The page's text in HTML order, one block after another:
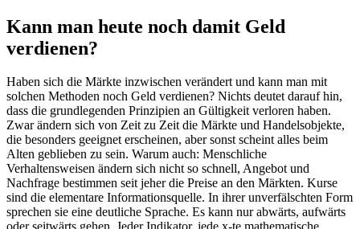
Kann man heute noch damit Geld
verdienen?
Haben sich die Märkte inzwischen verändert und kann man mit
solchen Methoden noch Geld verdienen? Nichts deutet darauf hin,
dass die grundlegenden Prinzipien an Gültigkeit verloren haben.
Zwar ändern sich von Zeit zu Zeit die Märkte und Handelsobjekte,
die besonders geeignet erscheinen, aber sonst scheint alles beim
Alten geblieben zu sein. Warum auch: Menschliche
Verhaltensweisen ändern sich nicht so schnell, Angebot und
Nachfrage bestimmen seit jeher die Preise an den Märkten. Kurse
sind die elementare Informationsquelle. In ihrer unverfälschten Form
sprechen sie eine deutliche Sprache. Es kann nur abwärts, aufwärts